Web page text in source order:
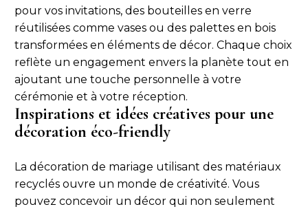
pour vos invitations, des bouteilles en verre
réutilisées comme vases ou des palettes en bois
transformées en éléments de décor. Chaque choix
reflète un engagement envers la planète tout en
ajoutant une touche personnelle à votre
cérémonie et à votre réception.
Inspirations et idées créatives pour une
décoration éco-friendly
La décoration de mariage utilisant des matériaux
recyclés ouvre un monde de créativité. Vous
pouvez concevoir un décor qui non seulement